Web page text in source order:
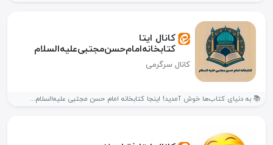
کانال ایتا
کتابخانه‌امام‌حسن‌مجتبی‌علیه‌السلام
کانال سرگرمی
📚 به دنیای کتاب‌ها خوش آمدید! اینجا کتابخانه امام حسن مجتبی علیه‌السلام...